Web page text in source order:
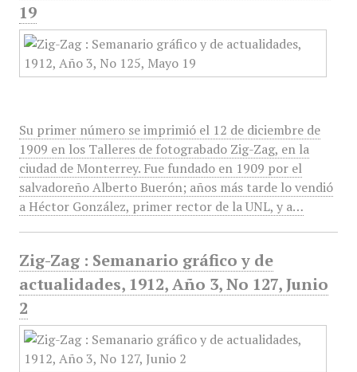
19
Su primer número se imprimió el 12 de diciembre de
1909 en los Talleres de fotograbado Zig-Zag, en la
ciudad de Monterrey. Fue fundado en 1909 por el
salvadoreño Alberto Buerón; años más tarde lo vendió
a Héctor González, primer rector de la UNL, y a…
Zig-Zag : Semanario gráfico y de
actualidades, 1912, Año 3, No 127, Junio
2